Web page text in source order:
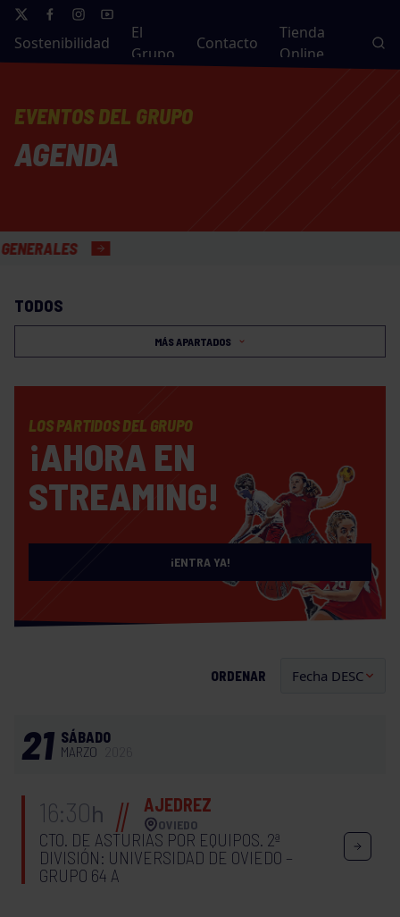
Sostenibilidad
El
Grupo
Contacto
Tienda
Online
EVENTOS DEL GRUPO
AGENDA
TODOS
MÁS APARTADOS
LOS PARTIDOS DEL GRUPO
¡AHORA EN
STREAMING!
¡ENTRA YA!
ORDENAR
21 SÁBADO
MARZO
16:30h AJEDREZ
OVIEDO
CTO. DE ASTURIAS POR EQUIPOS. 2ª
DIVISIÓN: UNIVERSIDAD DE OVIEDO –
GRUPO 64 A